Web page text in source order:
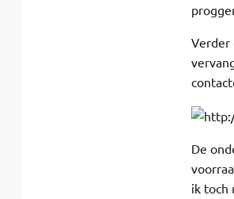
Verder
De
ik toch